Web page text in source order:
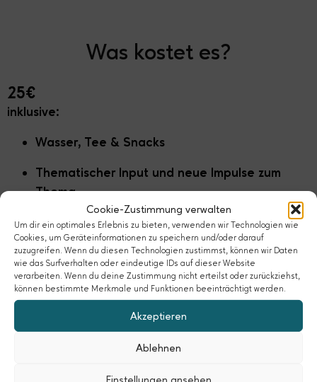
Cookie-Zustimmung verwalten
Um dir ein optimales Erlebnis zu bieten, verwenden wir Technologien wie
Cookies, um Geräteinformationen zu speichern und/oder darauf
zuzugreifen. Wenn du diesen Technologien zustimmst, können wir Daten
wie das Surfverhalten oder eindeutige IDs auf dieser Website
verarbeiten. Wenn du deine Zustimmung nicht erteilst oder zurückziehst,
können bestimmte Merkmale und Funktionen beeinträchtigt werden.
Akzeptieren
Ablehnen
Was kostet es?
25€
inklusive:
Wasser, Tee & Snacks
Thematischer Input und neue Impulse zum
Thema
Austausch mit den anderen Teilnehmer:innen
Eine gute Atmosphäre um dich wohl zu fühlen
ein sicherer Raum für gute Gespräche